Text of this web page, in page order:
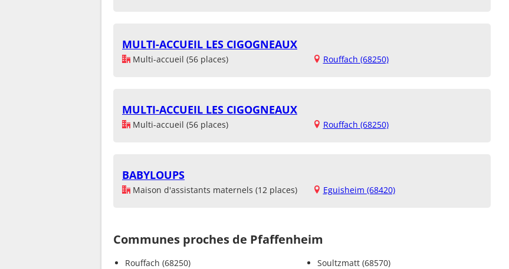
MULTI-ACCUEIL LES CIGOGNEAUX
Multi-accueil (56 places) Rouffach (68250)
MULTI-ACCUEIL LES CIGOGNEAUX
Multi-accueil (56 places) Rouffach (68250)
BABYLOUPS
Maison d'assistants maternels (12 places) Eguisheim (68420)
Communes proches de Pfaffenheim
Rouffach (68250)
Soultzmatt (68570)